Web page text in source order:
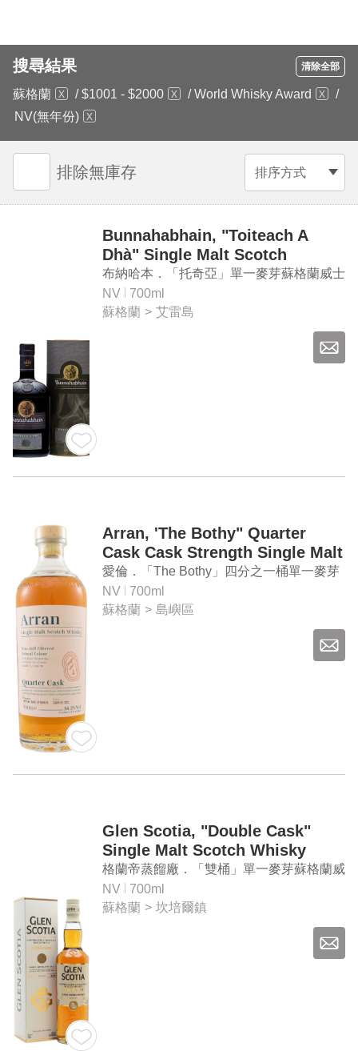
搜尋結果 清除全部
蘇格蘭 / $1001 - $2000 / World Whisky Award
/
NV(無年份)
排序方式
排除無庫存
Bunnahabhain, "Toiteach A
Dhà" Single Malt Scotch
Whisky
布納哈本．「托奇亞」單一麥芽蘇格蘭威士
忌
NV
700ml
蘇格蘭 > 艾雷島
Arran, 'The Bothy" Quarter
Cask Cask Strength Single Malt
Scotch Whisky
愛倫．「The Bothy」四分之一桶單一麥芽
蘇格蘭威士忌原酒
NV
700ml
蘇格蘭 > 島嶼區
Glen Scotia, "Double Cask"
Single Malt Scotch Whisky
格蘭帝蒸餾廠．「雙桶」單一麥芽蘇格蘭威
士忌
NV
700ml
蘇格蘭 > 坎培爾鎮